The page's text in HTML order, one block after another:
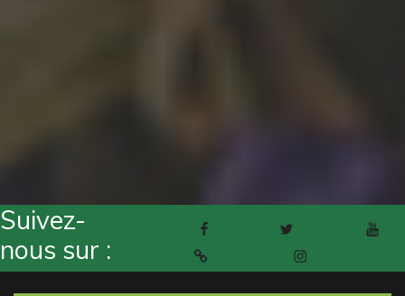
Suivez-
nous sur :